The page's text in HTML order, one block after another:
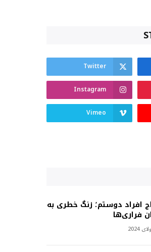
Twitter
Instagram
Vimeo
افراد دوستم؛ زنگ خطری به
فراری‌ها